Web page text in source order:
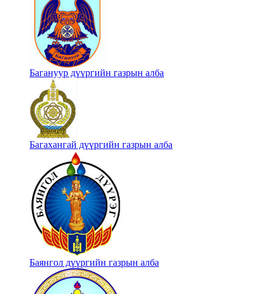
Багануур дүүргийн газрын алба
Багахангай дүүргийн газрын алба
Баянгол дүүргийн газрын алба